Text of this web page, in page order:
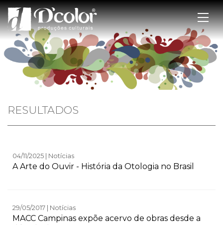
RESULTADOS
04/11/2025 | Notícias
A Arte do Ouvir - História da Otologia no Brasil
29/05/2017 | Notícias
MACC Campinas expõe acervo de obras desde a